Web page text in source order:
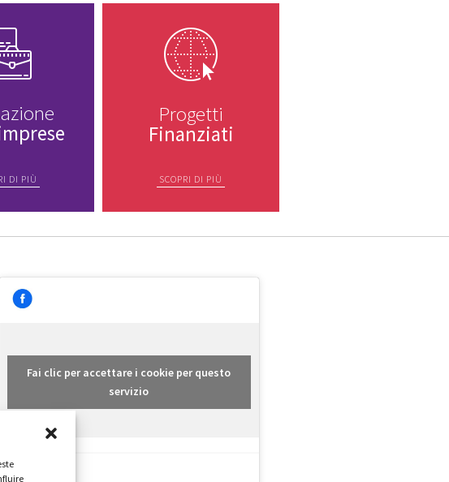
DI PIÙ
Progetti
Finanziati
SCOPRI DI PIÙ
Fai clic per accettare i cookie per questo
servizio